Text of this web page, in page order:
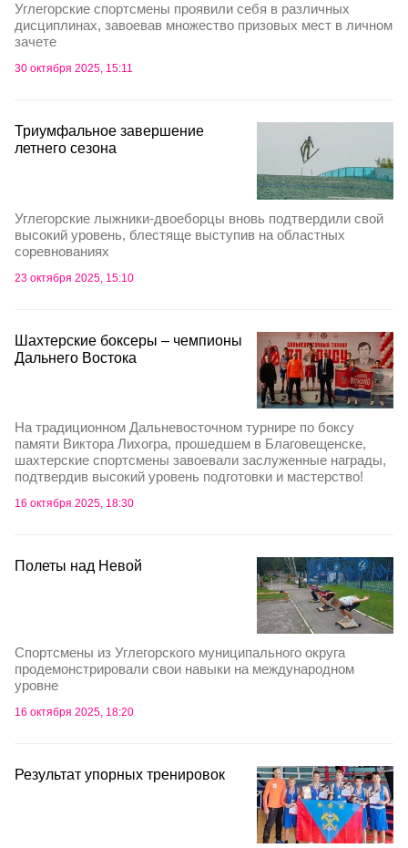
Углегорские спортсмены проявили себя в различных
дисциплинах, завоевав множество призовых мест в личном
зачете
30 октября 2025, 15:11
Триумфальное завершение
летнего сезона
Углегорские лыжники-двоеборцы вновь подтвердили свой
высокий уровень, блестяще выступив на областных
соревнованиях
23 октября 2025, 15:10
Шахтерские боксеры – чемпионы
Дальнего Востока
На традиционном Дальневосточном турнире по боксу
памяти Виктора Лихогра, прошедшем в Благовещенске,
шахтерские спортсмены завоевали заслуженные награды,
подтвердив высокий уровень подготовки и мастерство!
16 октября 2025, 18:30
Полеты над Невой
Спортсмены из Углегорского муниципального округа
продемонстрировали свои навыки на международном
уровне
16 октября 2025, 18:20
Результат упорных тренировок